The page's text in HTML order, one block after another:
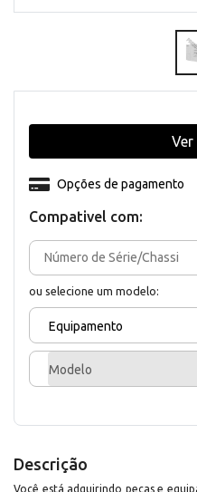
Compativel com:
ou selecione um modelo:
Equipamento
Modelo
Opções de pagamento
Ver
Descrição
Você está adquirindo peças e